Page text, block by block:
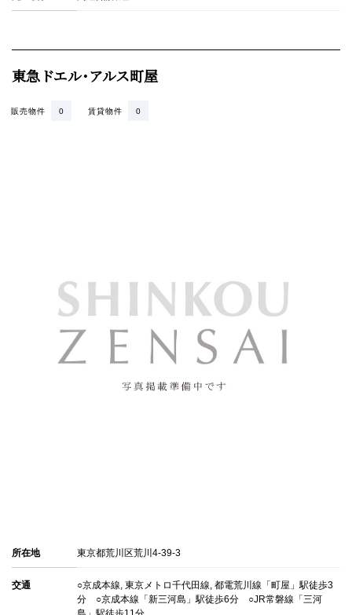
東急ドエル･アルス町屋
賃貸物件 0
販売物件 0
所在地 東京都荒川区荒川4-39-3
交通
○京成本線, 東京メトロ千代田線, 都電荒川線「町屋」駅徒歩3
分 ○京成本線「新三河島」駅徒歩6分 ○JR常磐線「三河